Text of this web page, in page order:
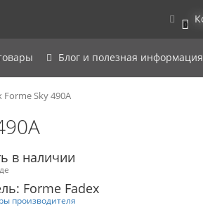
0
Блог и полезная информация
Sky 490A
в наличии
Forme Fadex
производителя